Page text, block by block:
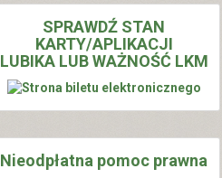
SPRAWDŹ STAN
KARTY/APLIKACJI
LUBIKA LUB WAŻNOŚĆ LKM
Nieodpłatna pomoc prawna